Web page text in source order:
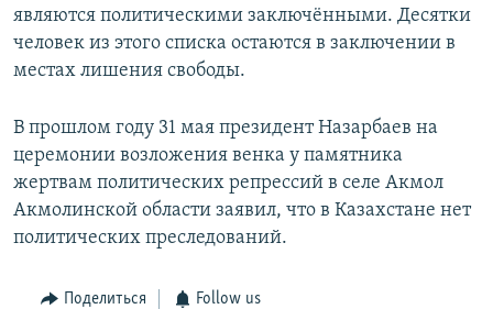
являются политическими заключёнными. Десятки
человек из этого списка остаются в заключении в
местах лишения свободы.
В прошлом году 31 мая президент Назарбаев на
церемонии возложения венка у памятника
жертвам политических репрессий в селе Акмол
Акмолинской области заявил, что в Казахстане нет
политических преследований.
Поделиться Follow us